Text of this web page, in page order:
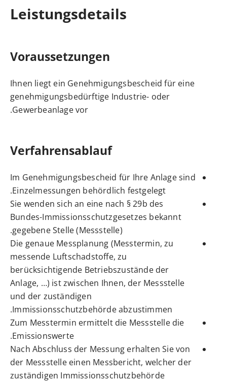
Leistungsdetails
Voraussetzungen
Ihnen liegt ein Genehmigungsbescheid für eine
genehmigungsbedürftige Industrie- oder
Gewerbeanlage vor.
Verfahrensablauf
Im Genehmigungsbescheid für Ihre Anlage sind
Einzelmessungen behördlich festgelegt.
Sie wenden sich an eine nach § 29b des
Bundes-Immissionsschutzgesetzes bekannt
gegebene Stelle (Messstelle).
Die genaue Messplanung (Messtermin, zu
messende Luftschadstoffe, zu
berücksichtigende Betriebszustände der
Anlage, …) ist zwischen Ihnen, der Messstelle
und der zuständigen
Immissionsschutzbehörde abzustimmen.
Zum Messtermin ermittelt die Messstelle die
Emissionswerte.
Nach Abschluss der Messung erhalten Sie von
der Messstelle einen Messbericht, welcher der
zuständigen Immissionsschutzbehörde